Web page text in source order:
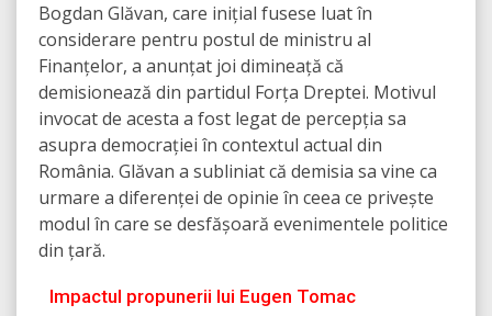
Bogdan Glăvan, care inițial fusese luat în
considerare pentru postul de ministru al
Finanțelor, a anunțat joi dimineață că
demisionează din partidul Forța Dreptei. Motivul
invocat de acesta a fost legat de percepția sa
asupra democrației în contextul actual din
România. Glăvan a subliniat că demisia sa vine ca
urmare a diferenței de opinie în ceea ce privește
modul în care se desfășoară evenimentele politice
din țară.
Impactul propunerii lui Eugen Tomac